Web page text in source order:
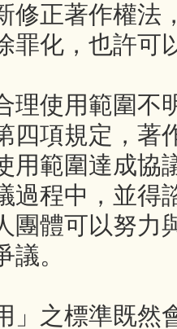
修正著作權法
罪化，也許可
理使用範圍不
四項規定，著
用範圍達成協
過程中，並得
團體可以努力
議。
」之標準既